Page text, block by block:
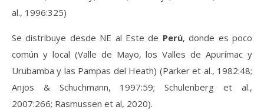
al., 1996:325)
Se distribuye desde NE al Este de Perú, donde es poco
común y local (Valle de Mayo, los Valles de Apurímac y
Urubamba y las Pampas del Heath) (Parker et al., 1982:48;
Anjos & Schuchmann, 1997:59; Schulenberg et al.,
2007:266; Rasmussen et al, 2020).